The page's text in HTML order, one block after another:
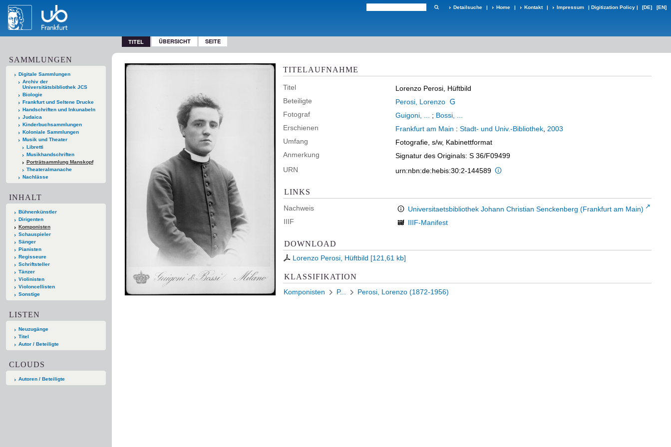
Detailsuche | Home | Kontakt | Impressum | Digitization Policy | [DE] [EN]
TITEL ÜBERSICHT SEITE
SAMMLUNGEN
Digitale Sammlungen
Archiv der
Universitätsbibliothek JCS
Biologie
Frankfurt und Seltene Drucke
Handschriften und Inkunabeln
Judaica
Kinderbuchsammlungen
Koloniale Sammlungen
Musik und Theater
Libretti
Musikhandschriften
Porträtsammlung Manskopf
Theateralmanache
Nachlässe
INHALT
Bühnenkünstler
Dirigenten
Komponisten
Schauspieler
Sänger
Pianisten
Regisseure
Schriftsteller
Tänzer
Violinisten
Violoncellisten
Sonstige
LISTEN
Neuzugänge
Titel
Autor / Beteiligte
CLOUDS
Autoren / Beteiligte
TITELAUFNAHME
Titel
Lorenzo Perosi, Hüftbild
Beteiligte
Perosi, Lorenzo
Fotograf
Guigoni, ... ; Bossi, ...
Erschienen
Frankfurt am Main : Stadt- und Univ.-Bibliothek 2003
Umfang
Fotografie, s/w, Kabinettformat
Anmerkung
Signatur des Originals: S 36/F09499
URN
urn:nbn:de:hebis:30:2-144589
LINKS
Nachweis
Universitaetsbibliothek Johann Christian Senckenberg (Frankfurt am Main)
IIIF
IIIF-Manifest
DOWNLOAD
Lorenzo Perosi, Hüftbild [121,61 kb]
KLASSIFIKATION
Komponisten P... Perosi, Lorenzo (1872-1956)